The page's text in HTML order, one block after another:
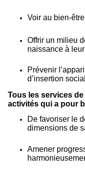
Voir au bien-
Offrir un milieu
naissance à
Prévenir
d’insertion
Tous les services
activités qui a pour
De favoriser le
dimensions de
Amener